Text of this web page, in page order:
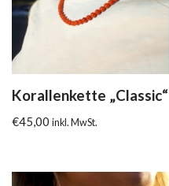
Korallenkette „Classic“
€45,00 inkl. MwSt.